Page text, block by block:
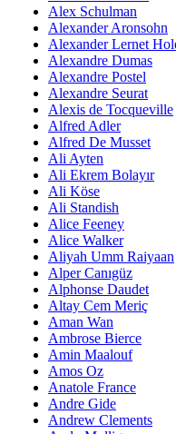
Alex Schulman
Alexander Aronsohn
Alexander Lernet
Alexandre Dumas
Alexandre Postel
Alexandre Seurat
Alexis de Tocqueville
Alfred Adler
Alfred De Musset
Ali Ayten
Ali Ekrem Bolayır
Ali Köse
Ali Standish
Alice Feeney
Alice Walker
Aliyah Umm Raiyaan
Alper Canıgüz
Alphonse Daudet
Altay Cem Meriç
Aman Wan
Ambrose Bierce
Amin Maalouf
Amos Oz
Anatole France
Andre Gide
Andrew Clements